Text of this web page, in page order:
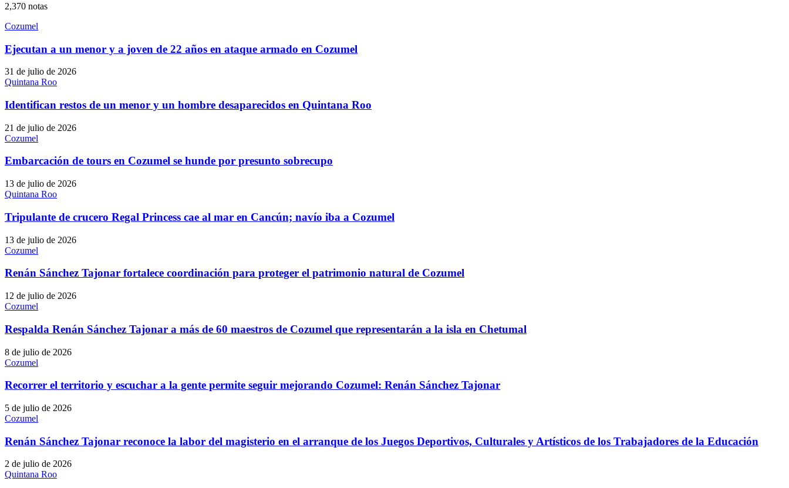
2,370 notas
Cozumel
Ejecutan a un menor y a joven de 22 años en ataque armado en Cozumel
31 de julio de 2026
Quintana Roo
Identifican restos de un menor y un hombre desaparecidos en Quintana Roo
21 de julio de 2026
Cozumel
Embarcación de tours en Cozumel se hunde por presunto sobrecupo
13 de julio de 2026
Quintana Roo
Tripulante de crucero Regal Princess cae al mar en Cancún; navío iba a Cozumel
13 de julio de 2026
Cozumel
Renán Sánchez Tajonar fortalece coordinación para proteger el patrimonio natural de Cozumel
12 de julio de 2026
Cozumel
Respalda Renán Sánchez Tajonar a más de 60 maestros de Cozumel que representarán a la isla en Chetumal
8 de julio de 2026
Cozumel
Recorrer el territorio y escuchar a la gente permite seguir mejorando Cozumel: Renán Sánchez Tajonar
5 de julio de 2026
Cozumel
Renán Sánchez Tajonar reconoce la labor del magisterio en el arranque de los Juegos Deportivos, Culturales y Artísticos de los Trabajadores de la Educación
2 de julio de 2026
Quintana Roo